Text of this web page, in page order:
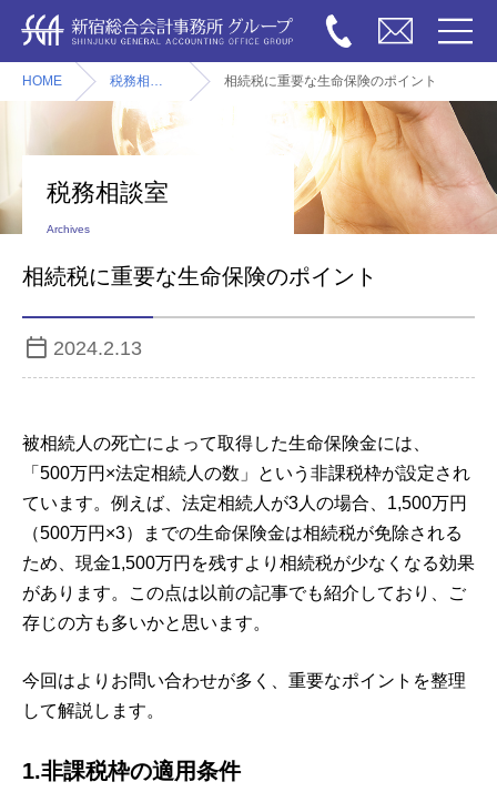
HOME 税務相談室 相続税に重要な生命保険のポイント
税務相談室
Archives
相続税に重要な生命保険のポイント
2024.2.13
被相続人の死亡によって取得した生命保険金には、
「500万円×法定相続人の数」という非課税枠が設定され
ています。例えば、法定相続人が3人の場合、1,500万円
（500万円×3）までの生命保険金は相続税が免除される
ため、現金1,500万円を残すより相続税が少なくなる効果
があります。この点は以前の記事でも紹介しており、ご
存じの方も多いかと思います。
今回はよりお問い合わせが多く、重要なポイントを整理
して解説します。
1.非課税枠の適用条件